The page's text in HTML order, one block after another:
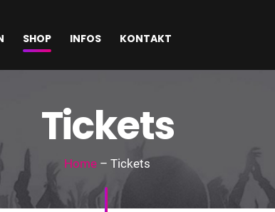
SHOP INFOS KONTAKT
Tickets
Home – Tickets